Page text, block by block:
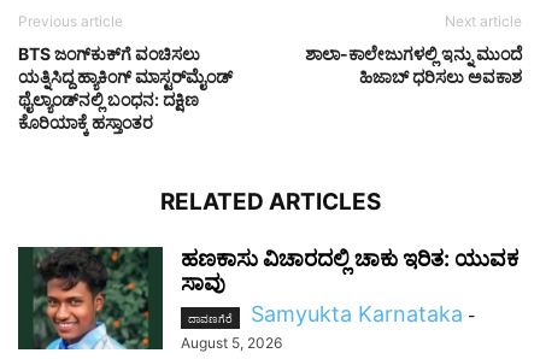
Previous article
BTS ಜಂಗ್‌ಕುಕ್‌ಗೆ ವಂಚಿಸಲು
ಯತ್ನಿಸಿದ್ದ ಹ್ಯಾಕಿಂಗ್ ಮಾಸ್ಟರ್‌ಮೈಂಡ್
ಥೈಲ್ಯಾಂಡ್‌ನಲ್ಲಿ ಬಂಧನ: ದಕ್ಷಿಣ
ಕೊರಿಯಾಕ್ಕೆ ಹಸ್ತಾಂತರ
Next article
ಶಾಲಾ-ಕಾಲೇಜುಗಳಲ್ಲಿ ಇನ್ನು ಮುಂದೆ
ಹಿಜಾಬ್‌ ಧರಿಸಲು ಅವಕಾಶ
RELATED ARTICLES
ಹಣಕಾಸು ವಿಚಾರದಲ್ಲಿ ಚಾಕು ಇರಿತ: ಯುವಕ
ಸಾವು
ದಾವಣಗೆರೆ Samyukta Karnataka -
August 5, 2026